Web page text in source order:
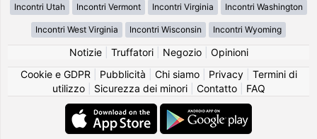
Incontri Utah Incontri Vermont Incontri Virginia Incontri Washington
Incontri West Virginia Incontri Wisconsin Incontri Wyoming
Notizie| Truffatori| Negozio| Opinioni
Cookie e GDPR
Pubblicità Chi siamo| Privacy| Termini di
utilizzo| Sicurezza dei minori| Contatto| FAQ